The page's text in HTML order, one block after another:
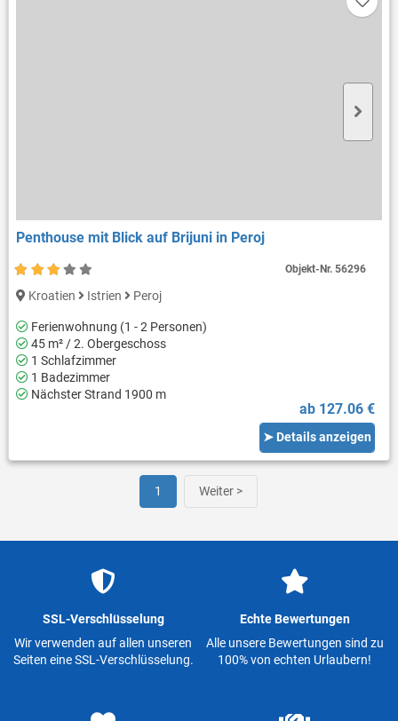
Penthouse mit Blick auf Brijuni in Peroj
Kroatien Istrien Peroj
Ferienwohnung (1 - 2 Personen)
45 m² / 2. Obergeschoss
1 Schlafzimmer
1 Badezimmer
Nächster Strand 1900 m
ab 127.06 €
➤ Details anzeigen
Objekt-Nr.56296
1 Weiter >
SSL-Verschlüsselung
Wir verwenden auf allen unseren
Seiten eine SSL-Verschlüsselung.
Echte Bewertungen
Alle unsere Bewertungen sind zu
100% von echten Urlaubern!